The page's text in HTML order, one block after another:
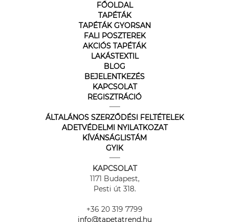
FŐOLDAL
TAPÉTÁK
TAPÉTÁK GYORSAN
FALI POSZTEREK
AKCIÓS TAPÉTÁK
LAKÁSTEXTIL
BLOG
BEJELENTKEZÉS
KAPCSOLAT
REGISZTRÁCIÓ
ÁLTALÁNOS SZERZŐDÉSI FELTÉTELEK
ADETVÉDELMI NYILATKOZAT
KÍVÁNSÁGLISTÁM
GYIK
KAPCSOLAT
1171 Budapest,
Pesti út 318.
+36 20 319 7799
info@tapetatrend.hu